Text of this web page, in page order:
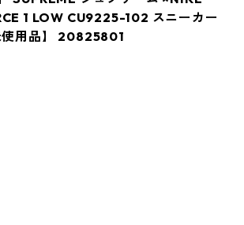
1 LOW CU9225-102 スニーカー
使用品】 20825801